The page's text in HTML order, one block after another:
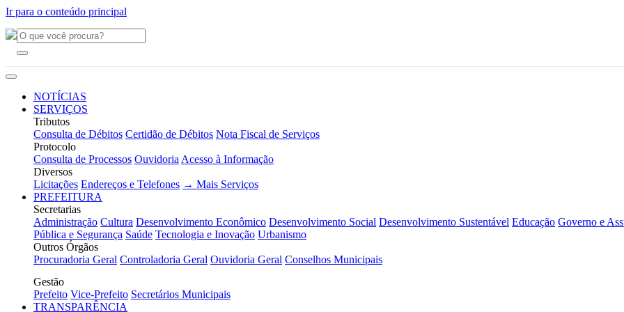
Ir para o conteúdo principal
NOTÍCIAS
SERVIÇOS
Tributos
Consulta de Débitos Certidão de Débitos Nota Fiscal de Serviços
Protocolo
Consulta de Processos Ouvidoria Acesso à Informação
Diversos
Licitações Endereços e Telefones → Mais Serviços
PREFEITURA
Secretarias
Administração Cultura Desenvolvimento Econômico Desenvolvimento Social Desenvolvimento Sustentável Educação Governo e
Pública e Segurança Saúde Tecnologia e Inovação Urbanismo
Outros Órgãos
Procuradoria Geral Controladoria Geral Ouvidoria Geral Conselhos Municipais
Gestão
Prefeito Vice-Prefeito Secretários Municipais
TRANSPARÊNCIA